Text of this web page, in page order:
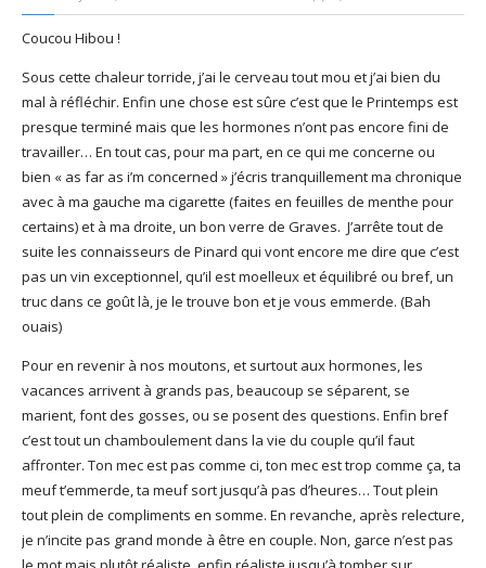
Mar 16, 2017 |
anniversaire Lara Croft !
Mar 10, 2017 |TGIF – Thank
God It’s Friday | Journée de
la Femme
Mar 06, 2017 |No Money
Kids s’offre un clip très
esthétique pour leur
nouveau single
Mar 02, 2017 |Sacré nom
d’une pipe !
Coucou Hibou !
Sous cette chaleur torride, j’ai le cerveau tout mou et j’ai bien du
mal à réfléchir. Enfin une chose est sûre c’est que le Printemps est
presque terminé mais que les hormones n’ont pas encore fini de
travailler… En tout cas, pour ma part, en ce qui me concerne ou
bien « as far as i’m concerned » j’écris tranquillement ma chronique
avec à ma gauche ma cigarette (faites en feuilles de menthe pour
certains) et à ma droite, un bon verre de Graves. J’arrête tout de
suite les connaisseurs de Pinard qui vont encore me dire que c’est
pas un vin exceptionnel, qu’il est moelleux et équilibré ou bref, un
truc dans ce goût là, je le trouve bon et je vous emmerde. (Bah
ouais)
Pour en revenir à nos moutons, et surtout aux hormones, les
vacances arrivent à grands pas, beaucoup se séparent, se
marient, font des gosses, ou se posent des questions. Enfin bref
c’est tout un chamboulement dans la vie du couple qu’il faut
affronter. Ton mec est pas comme ci, ton mec est trop comme ça, ta
meuf t’emmerde, ta meuf sort jusqu’à pas d’heures… Tout plein
tout plein de compliments en somme. En revanche, après relecture,
je n’incite pas grand monde à être en couple. Non, garce n’est pas